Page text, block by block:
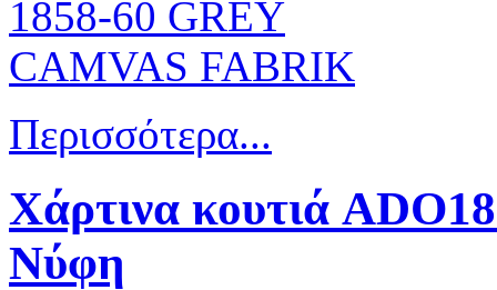
Περισσότερα...
Χάρτινα κουτιά
Νύφη